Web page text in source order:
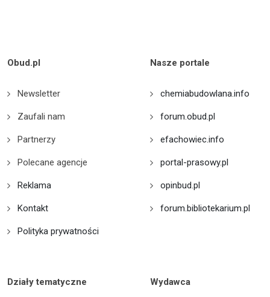
Obud.pl
Newsletter
Zaufali nam
Partnerzy
Polecane agencje
Reklama
Kontakt
Polityka prywatności
Nasze portale
chemiabudowlana.info
forum.obud.pl
efachowiec.info
portal-prasowy.pl
opinbud.pl
forum.bibliotekarium.pl
Działy tematyczne Wydawca